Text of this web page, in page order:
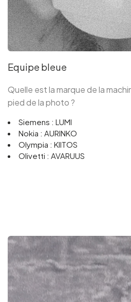
Equipe bleue
Quelle est la marque de la
pied de la photo ?
Siemens : LUMI
Nokia : AURINKO
Olympia : KIITOS
Olivetti : AVARUUS